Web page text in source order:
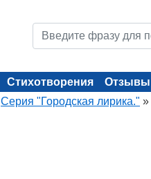
Стихотворения Отзывы
Серия "Городская лирика." »